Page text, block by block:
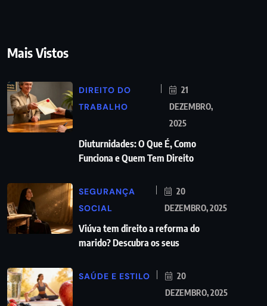
Mais Vistos
DIREITO DO
TRABALHO
21
DEZEMBRO,
2025
Diuturnidades: O Que É, Como
Funciona e Quem Tem Direito
SEGURANÇA
SOCIAL
20
DEZEMBRO, 2025
Viúva tem direito a reforma do
marido? Descubra os seus
SAÚDE E ESTILO
20
DEZEMBRO, 2025